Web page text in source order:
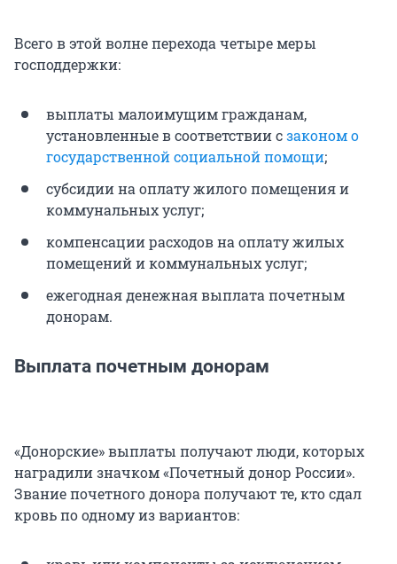
Всего в этой волне перехода четыре меры
господдержки:
выплаты малоимущим гражданам,
установленные в соответствии сзаконом о
государственной социальной помощи;
субсидии на оплату жилого помещения и
коммунальных услуг;
компенсации расходов на оплату жилых
помещений и коммунальных услуг;
ежегодная денежная выплата почетным
донорам.
Выплата почетным донорам
«Донорские» выплаты получают люди, которых
наградили значком «Почетный донор России».
Звание почетного донора получают те, кто сдал
кровь по одному из вариантов: